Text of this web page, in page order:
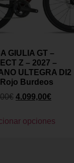
GIULIA GT –
Z – 2027 –
ULTEGRA DI2
Burdeos
€ 4.099,00€
opciones